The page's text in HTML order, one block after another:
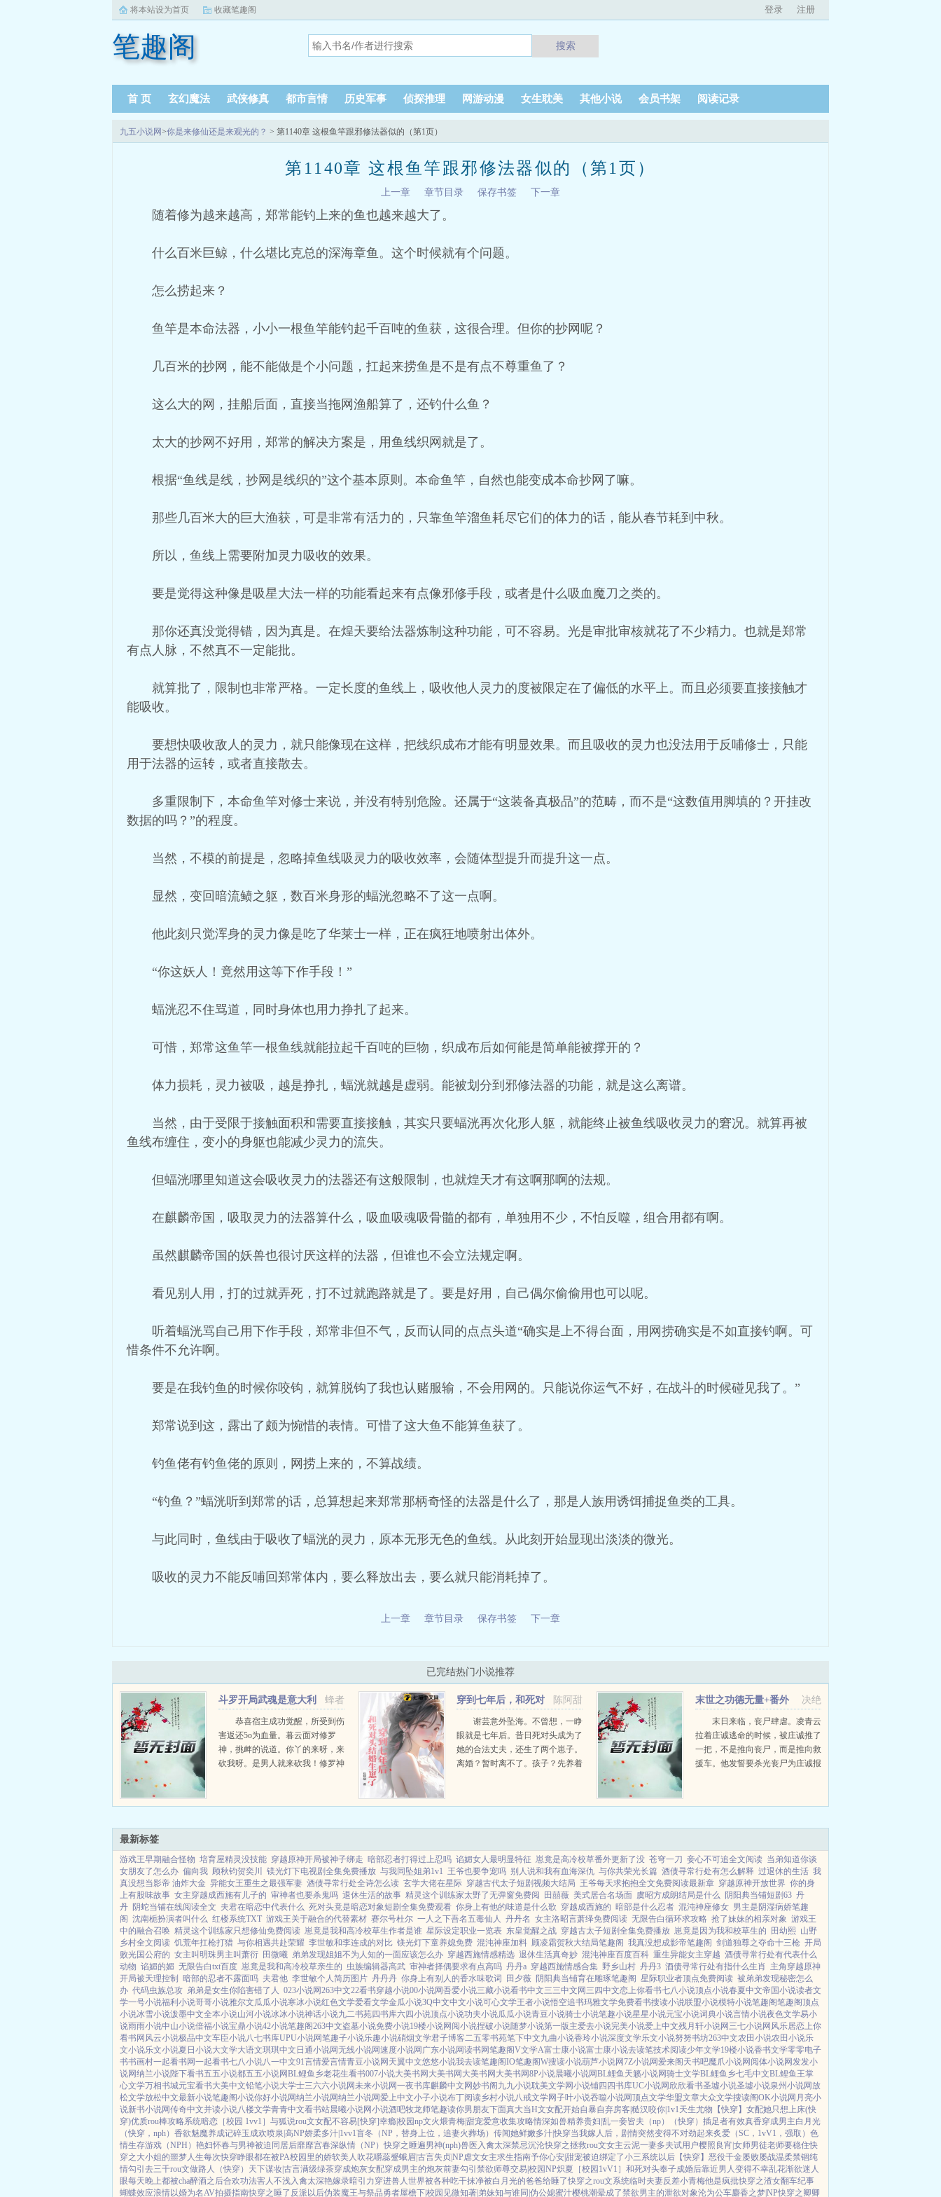
将本站设为首页 收藏笔趣阁 登录 注册
笔趣阁 搜索
首 页 玄幻魔法 武侠修真 都市言情 历史军事 侦探推理 网游动漫 女生耽美 其他小说 会员书架 阅读记录
九五小说网>你是来修仙还是来观光的？ > 第1140章 这根鱼竿跟邪修法器似的（第1页）
第1140章 这根鱼竿跟邪修法器似的（第1页）
上一章 章节目录 保存书签 下一章
随着修为越来越高，郑常能钓上来的鱼也越来越大了。
什么百米巨鲸，什么堪比克总的深海章鱼。这个时候就有个问题。
怎么捞起来？
鱼竿是本命法器，小小一根鱼竿能钓起千百吨的鱼获，这很合理。但你的抄网呢？
几百米的抄网，能不能做是个小问题，扛起来捞鱼是不是有点不尊重鱼了？
这么大的网，挂船后面，直接当拖网渔船算了，还钓什么鱼？
太大的抄网不好用，郑常的解决方案是，用鱼线织网就是了。
根据“鱼线是线，抄网是线织的”这个基本原则。本命鱼竿，自然也能变成本命抄网了嘛。
那些几百米大的巨大渔获，可是非常有活力的，只靠鱼竿溜鱼耗尽它们的体力的话，能从春节耗到中秋。
所以，鱼线上需要附加灵力吸收的效果。
要是觉得这种像是吸星大法一样的功能看起来有点像邪修手段，或者是什么吸血魔刀之类的。
那你还真没觉得错，因为真是。在煌天要给法器炼制这种功能，可不容易。光是审批审核就花了不少精力。也就是郑常
有点人脉，不然真不一定能批。
就算批了，限制也非常严格。一定长度的鱼线上，吸收他人灵力的度被限定在了偏低的水平上。而且必须要直接接触才
能吸收。
要想快吸收敌人的灵力，就只能像现在这样，把线织成布才能有明显效果。而且吸收的灵力也没法用于反哺修士，只能
用于法器的运转，或者直接散去。
多重限制下，本命鱼竿对修士来说，并没有特别危险。还属于“这装备真极品”的范畴，而不是“这数值用脚填的？开挂改
数据的吗？”的程度。
当然，不模的前提是，忽略掉鱼线吸灵力的吸收效率，会随体型提升而提升这一点。
显然，变回暗流鲼之躯，数百米身形的蝠洸忽略不了这一点啊。
他此刻只觉浑身的灵力像是吃了华莱士一样，正在疯狂地喷射出体外。
“你这妖人！竟然用这等下作手段！”
蝠洸忍不住骂道，同时身体也用力挣扎了起来。
可惜，郑常这鱼竿一根鱼线就能拉起千百吨的巨物，织成布后如何能是简单能被撑开的？
体力损耗，灵力被吸，越是挣扎，蝠洸就越是虚弱。能被划分到邪修法器的功能，就是这么离谱。
当然，由于受限于接触面积和需要直接接触，其实只要蝠洸再次化形人躯，就能终止被鱼线吸收灵力的窘况。就算再被
鱼线布缠住，变小的身躯也能减少灵力的流失。
但蝠洸哪里知道这会吸收灵力的法器还有这般限制，也就煌天才有这啊那啊的法规。
在麒麟帝国，吸取灵力的法器算什么，吸血吸魂吸骨髓的都有，单独用不少，不怕反噬，组合用都有啊。
虽然麒麟帝国的妖兽也很讨厌这样的法器，但谁也不会立法规定啊。
看见别人用，打的过就弄死，打不过就跑路就是了。要是好用，自己偶尔偷偷用也可以呢。
听着蝠洸骂自己用下作手段，郑常非但不气，反而认同的点点头道“确实是上不得台面，用网捞确实是不如直接钓啊。可
惜条件不允许啊。
要是在我钓鱼的时候你咬钩，就算脱钩了我也认赌服输，不会用网的。只能说你运气不好，在战斗的时候碰见我了。”
郑常说到这，露出了颇为惋惜的表情。可惜了这大鱼不能算鱼获了。
钓鱼佬有钓鱼佬的原则，网捞上来的，不算战绩。
“钓鱼？”蝠洸听到郑常的话，总算想起来郑常那柄奇怪的法器是什么了，那是人族用诱饵捕捉鱼类的工具。
与此同时，鱼线由于吸收了蝠洸的灵力，原本无形无色的鱼线。从此刻开始显现出淡淡的微光。
吸收的灵力不能反哺回郑常体内，要么释放出去，要么就只能消耗掉了。
上一章 章节目录 保存书签 下一章
已完结热门小说推荐
蜂者
斗罗开局武魂是意大利
恭喜宿主成功觉醒，所受到伤
害返还5o为血量。暮云面对修罗
神，挑衅的说道。你丫的来呀，来
砍我呀。是男人就来砍我！修罗神
陈阿甜
穿到七年后，和死对
头结婚生崽了
谢芸意外坠海。不曾想，一睁
眼就是七年后。昔日死对头成为了
她的合法丈夫，还生了两个崽子。
离婚？暂时离不了。孩子？先养着
决绝
末世之功德无量+番外
末日来临，丧尸肆虐。凌青云
拉着庄诚逃命的时候，被庄诚推了
一把，不是推向丧尸，而是推向救
援车。他发誓要杀光丧尸为庄诚报
一个空间不说，还附带一个功德系
最新标签
游戏王早期融合怪物 培育屋精灵没技能 穿越原神开局被神子绑走 暗部忍者打得过上忍吗 谄媚女人最明显特征 崽竟是高冷校草番外更新了没 苍穹一刀 妾心不可追全文阅读 当弟知道你谈
女朋友了怎么办 偏向我 顾秋钧贺奕川 镁光灯下电视剧全集免费播放 与我同坠姐弟1v1 王爷也要争宠吗 别人说和我有血海深仇 与你共荣光长篇 酒债寻常行处有怎么解释 过退休的生活 我
真没想当影帝 油炸大金 异能女王重生之最强军妻 酒债寻常行处全诗怎么读 玄学大佬在星际 穿越古代太子短剧视频大结局 王爷每天求抱抱全文免费阅读最新章 穿越原神开放世界 你的身
上有股味故事 女主穿越成西施有儿子的 审神者也要杀鬼吗 退休生活的故事 精灵这个训练家太野了无弹窗免费阅 田囍薇 美式居合名场面 虞昭方成朗结局是什么 阴阳典当铺短剧63 丹
丹 阴蛇当铺在线阅读全文 夫君在暗恋中代表什么 死对头竟是暗恋对象短剧全集免费观看 你身上有他的味道是什么歌 穿越成西施的 暗部是什么忍者 混沌神座修女 男主是阴湿病娇笔趣
阁 沈南栀扮演者叫什么 红楼系统TXT 游戏王关于融合的代替素材 赛尔号杜尔 一人之下吾名五毒仙人 丹丹名 女主洛昭言萧绎免费阅读 无限告白循环求攻略 抢了妹妹的相亲对象 游戏王
中的融合召唤 精灵这个训练家只想修仙免费阅读 崽竟是我和高冷校草生作者是谁 星际设定职业一览表 东皇觉醒之战 穿越古太子短剧全集免费播放 崽竟是因为我和校草生的 田幼熙 山野
乡村全文阅读 饥荒年扛枪打猎 与你相遇共赴荣耀 李世敏和李连成的对比 镁光灯下童养媳免费 混沌神座加料 顾凌霜贺秋大结局笔趣阁 我真没想成影帝笔趣阁 剑道独尊之夺命十三枪 开局
败光国公府的 女主叫明珠男主叫萧衍 田微曦 弟弟发现姐姐不为人知的一面应该怎么办 穿越西施情感精选 退休生活真奇妙 混沌神座百度百科 重生异能女主穿越 酒债寻常行处有代表什么
动物 谄媚的媚 无限告白txt百度 崽竟是我和高冷校草亲生的 虫族编辑器高武 审神者择偶要求有点高吗 丹丹a 穿越西施情感合集 野乡山村 丹丹3 酒债寻常行处有指什么生肖
主角穿越原神
开局被天理控制
暗部的忍者不露面吗 夫君他 李世敏个人简历图片 丹丹丹 你身上有别人的香水味歌词 田夕薇 阴阳典当铺育在雕琢笔趣阁 星际职业者顶点免费阅读 被弟弟发现秘密怎么
办 代码虫族总攻 弟弟是女生你陷害错了人 023小说网263中文22看书穿越小说00小说网吾爱小说三藏小说看书中文三三中文网 三四中文恋上你看书七八小说顶点小说春夏中文帝国小说读者文
学一号小说福利小说哥哥小说雅尔文瓜瓜小说寒冰小说红色文学爱看文学金瓜小说3Q中文中文小说可心文学王者小说悟空追书玛雅文学免费看书搜读小说联盟小说模特小说笔趣阁笔趣阁顶点
小说冰雪小说泼墨中文全本小说山河小说冰冰小说神话小说九二书苑四书库六四小说顶点小说功夫小说瓜瓜小说青豆小说骑士小说笔趣小说星星小说元宝小说词典小说言情小说夜色文学易小
说雨雨小说中山小说倍福小说宝鼎小说42小说笔趣阁263中文盗墓小说免费小说19楼小说网阅小说捏破小说随梦小说第一版主爱去小说完美小说爱上中文残月轩小说网 三七小说网 风乐居恋上你
看书网 风云小说极品中文车臣小说八七书库UPU小说网笔趣子小说乐趣小说硝烟文学君子博客二五零书苑笔下中文九曲小说香玲小说深度文学乐文小说努努书坊263中文农田小说农田小说乐
文小说乐文小说夏日小说大文学大语文琪琪中文 日通小说网无线小说网速度小说网 广东小说网读书网笔趣阁V文学A富士康小说富士康小说去读笔技术阅读少年文学19楼小说香书文学零零电子
书书画村一起看书网一起看书七八小说八一中文91言情爱言情青豆小说网 天翼中文悠悠小说我去读笔趣阁IO笔趣阁W搜读小说葫芦小说网7Z小说网爱来阁 天书吧魔爪小说网 阅体小说网发发小
说网纳兰小说陛下看书五五小说都五五小说网BL鲤鱼乡老花生看书007小说大美书网 大美书网 大美书网 大美书网8P小说晨曦小说网BL鲤鱼 天籁小说网骑士文学BL鲤鱼乡七毛中文BL鲤鱼王掌
心文学万相书城元宝看书大美中文铅笔小说大学士三六六小说网未来小说网一夜书库麒麟中文网妙书阁 九九小说耽美文学网小说铺四四书库UC小说网 欣欣看书圣墟小说圣墟小说泉州小说网放
松文学放松中文最新小说笔趣阁小说你好小说网纳兰小说网纳兰小说网爱上中文小子小说布丁阅读乡村小说八戒文学网子叶小说吞噬小说网顶点文学华盟文章大众文学搜读阁OK小说网 月亮小
说新书小说网传奇中文并读小说八楼文学青青中文看书站晨曦小说网小说酒吧牧龙师笔趣读你男朋友下面真大当H文女配开始自暴自弃房客|糙汉咬你|1v1天生尤物【快穿】 女配她只想上床(快
穿)优质rou棒攻略系统暗恋［校园 1vv1］ 与狐说rou文女配不容易[快穿]幸瘾|校园np文火煨青梅|甜宠爱意收集攻略情深如兽精养贵妇|乱一妾皆夫（np） （快穿）插足者有效真香穿成男主白月光
（快穿，nph） 香欲魅魔养成记碎玉成欢喷泉|高NP娇柔多汁|1vv1盲冬（NP，替身上位，追妻火葬场） 传闻她鲜嫩多汁|快穿当我嫁人后，剧情突然变得不对劲起来炙爱（SC，1vV1，强取） 色
情生存游戏（NPH） 艳妇怀春与男神被迫同居后靡靡宫春深纵情（NP）快穿之睡遍男神(nph)兽医 入禽太深禁忌沉沦快穿之拯救rou文女主云泥一妻多夫试用户樱照良宵|女师男徒老师要稳住快
穿之大小姐的噩梦人生每次快穿睁眼都在被PA校园里的娇软美人 吹花嚼蕊蹙蛾眉|古言失贞|NP虐文女主求生指南予你心安|甜宠被迫绑定了小三系统以后【快穿】 恶役千金屡败屡战温柔禁锢纯
情勾引 去三千rou文做路人（快穿） 天下谋妆|古言满级绿茶穿成炮灰女配穿成男主的炮灰前妻勾引禁欲师尊交易|校园NP炽夏［校园1vV1］ 和死对头奉子成婚后靠近男人变得不幸乱花渐欲迷人
眼每天晚上都被cha醉酒之后合欢功法害人不浅入禽太深艳嫁录暗引力穿进兽人世界被各种吃干抹净被白月光的爸爸给睡了快穿之rou文系统临时夫妻反差小青梅他是疯批快穿之渣女翻车纪事
蝴蝶效应浪情以婚为名AV拍摄指南快穿之睡了反派以后伪装魔王与祭品勇者屋檐下|校园 见微知著|弟妹知与谁同|伪公媳蜜汁樱桃潮晕成了禁欲男主的泄欲对象沦为公车麝香之梦|NP快穿之卿卿